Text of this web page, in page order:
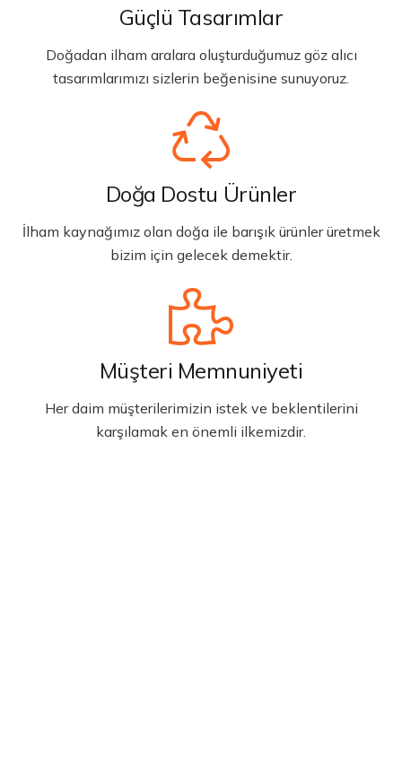
Güçlü Tasarımlar
Doğadan ilham aralara oluşturduğumuz göz alıcı
tasarımlarımızı sizlerin beğenisine sunuyoruz.
Doğa Dostu Ürünler
İlham kaynağımız olan doğa ile barışık ürünler üretmek
bizim için gelecek demektir.
Müşteri Memnuniyeti
Her daim müşterilerimizin istek ve beklentilerini
karşılamak en önemli ilkemizdir.